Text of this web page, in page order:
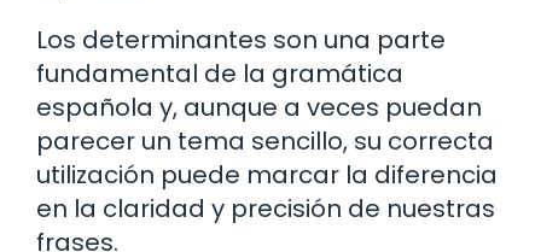
Los determinantes son una parte
fundamental de la gramática
española y, aunque a veces puedan
parecer un tema sencillo, su correcta
utilización puede marcar la diferencia
en la claridad y precisión de nuestras
frases.